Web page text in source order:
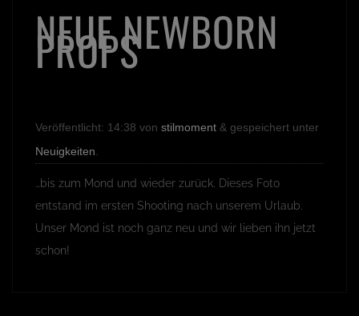
NEUE NEWBORN
PROPS
Veröffentlicht: 14:38 von stilmoment & gespeichert unter
Neuigkeiten
…bis zum Mond und wieder zurück. Dieses Foto
entstand im ersten Shooting nach unserem Urlaub.
Unser Mond ist noch ganz neu und wir lieben ihn jetzt
schon!